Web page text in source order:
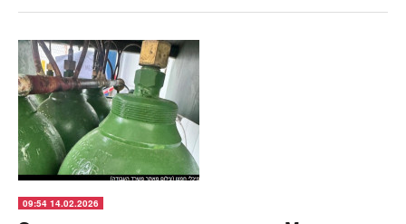
09:54 14.02.2026